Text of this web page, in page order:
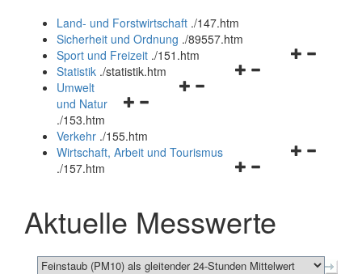
und
schließen
Land- und Forstwirtschaft ./147.htm
Sicherheit und Ordnung ./89557.htm
Navigationsmenü
Sport und Freizeit ./151.htm
Navigationsmenü
Statistik ./statistik.htm
Navigationsmenü
und
schließen
Umwelt
und Natur
./153.htm
Verkehr ./155.htm
Navigationsmenü
schließen
Wirtschaft, Arbeit und Tourismus
./157.htm
Aktuelle Messwerte